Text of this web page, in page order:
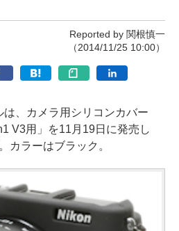
Reported by 関根慎一
（2014/11/25 10:00）
、カメラ用シリコンカバー
V3用」を11月19日に発売し
カラーはブラック。